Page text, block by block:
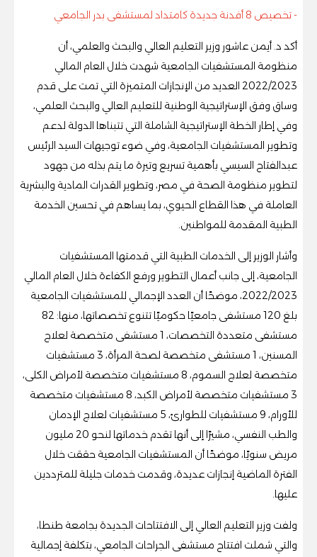
- تخصيص 8 أفدنة جديدة كامتداد لمستشفى بدر الجامعي
أكد د. أيمن عاشور وزير التعليم العالي والبحث والعلمي، أن
منظومة المستشفيات الجامعية شهدت خلال العام المالي
2022/2023 العديد من الإنجازات المتميزة التي تمت على قدم
وساق وفق الإستراتيجية الوطنية للتعليم العالي والبحث العلمي،
وفي إطار الخطة الإستراتيجية الشاملة التي تتبناها الدولة لدعم
وتطوير المستشفيات الجامعية، وفي ضوء توجيهات السيد الرئيس
عبدالفتاح السيسي بأهمية تسريع وتيرة ما يتم بذله من جهود
لتطوير منظومة الصحة في مصر، وتطوير القدرات المادية والبشرية
العاملة في هذا القطاع الحيوي، بما يساهم في تحسين الخدمة
الطبية المقدمة للمواطنين.
وأشار الوزير إلى الخدمات الطبية التي قدمتها المستشفيات
الجامعية، إلى جانب أعمال التطوير ورفع الكفاءة خلال العام المالي
2022/2023، موضحًا أن العدد الإجمالي للمستشفيات الجامعية
بلغ 120 مستشفى جامعيًا حكوميًا تتنوع تخصصاتها، منها: 82
مستشفى متعددة التخصصات، 1 مستشفى متخصصة لعلاج
المسنين، 1 مستشفى متخصصة لصحة المرأة، 3 مستشفيات
متخصصة لعلاج السموم، 8 مستشفيات متخصصة لأمراض الكلى،
3 مستشفيات متخصصة لأمراض الكبد، 8 مستشفيات متخصصة
للأورام، 9 مستشفيات للطوارئ، 5 مستشفيات لعلاج الإدمان
والطب النفسي، مشيرًا إلى أنها تقدم خدماتها لنحو 20 مليون
مريض سنويًا، موضحًا أن المستشفيات الجامعية حققت خلال
الفترة الماضية إنجازات عديدة، وقدمت خدمات جليلة للمترددين
عليها.
ولفت وزير التعليم العالي إلى الافتتاحات الجديدة بجامعة طنطا،
والتي شملت افتتاح مستشفى الجراحات الجامعي، بتكلفة إجمالية